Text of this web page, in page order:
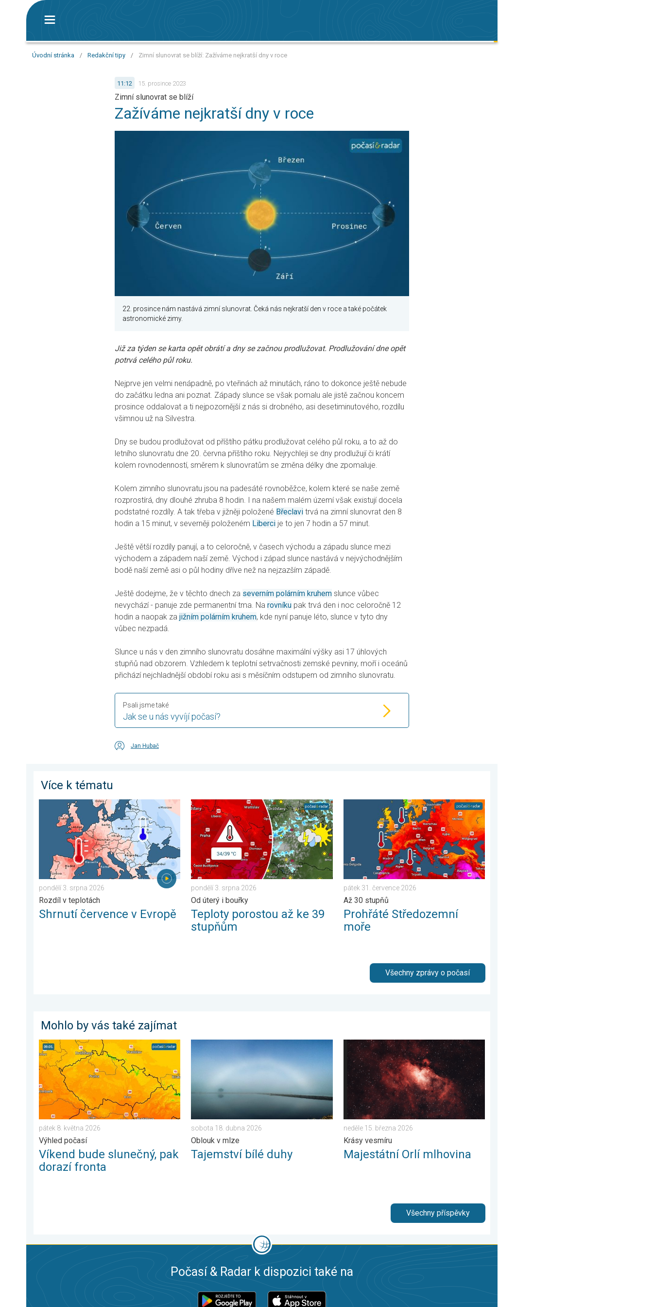
Úvodní stránka / Redakční tipy / Zimní slunovrat se blíží: Zažíváme nejkratší dny v roce
11:12 15. prosince 2023
Zimní slunovrat se blíží
Zažíváme nejkratší dny v roce
22. prosince nám nastává zimní slunovrat. Čeká nás nejkratší den v roce a také počátek
astronomické zimy.
Již za týden se karta opět obrátí a dny se začnou prodlužovat. Prodlužování dne opět
potrvá celého půl roku.
Nejprve jen velmi nenápadně, po vteřinách až minutách, ráno to dokonce ještě nebude
do začátku ledna ani poznat. Západy slunce se však pomalu ale jistě začnou koncem
prosince oddalovat a ti nejpozornější z nás si drobného, asi desetiminutového, rozdílu
všimnou už na Silvestra.
Dny se budou prodlužovat od příštího pátku prodlužovat celého půl roku, a to až do
letního slunovratu dne 20. června příštího roku. Nejrychleji se dny prodlužují či krátí
kolem rovnodenností, směrem k slunovratům se změna délky dne zpomaluje.
Kolem zimního slunovratu jsou na padesáté rovnoběžce, kolem které se naše země
rozprostírá, dny dlouhé zhruba 8 hodin. I na našem malém území však existují docela
podstatné rozdíly. A tak třeba v jižněji položené Břeclavi trvá na zimní slunovrat den 8
hodin a 15 minut, v severněji položeném Liberci je to jen 7 hodin a 57 minut.
Ještě větší rozdíly panují, a to celoročně, v časech východu a západu slunce mezi
východem a západem naší země. Východ i západ slunce nastává v nejvýchodnějším
bodě naší země asi o půl hodiny dříve než na nejzazším západě.
Ještě dodejme, že v těchto dnech za severním polárním kruhem slunce vůbec
nevychází - panuje zde permanentní tma. Na rovníku pak trvá den i noc celoročně 12
hodin a naopak za jižním polárním kruhem, kde nyní panuje léto, slunce v tyto dny
vůbec nezpadá.
Slunce u nás v den zimního slunovratu dosáhne maximální výšky asi 17 úhlových
stupňů nad obzorem. Vzhledem k teplotní setrvačnosti zemské pevniny, moří i oceánů
přichází nejchladnější období roku asi s měsíčním odstupem od zimního slunovratu.
Jak se u nás vyvíjí počasí?
Psali jsme také
Jan Hubač
Více k tématu
Shrnutí července v Evropě. Rozdíl v teplotách. . . pondělí 3. srpna 2026
pondělí 3. srpna 2026
Rozdíl v teplotách
Shrnutí července v Evropě
Teploty porostou až ke 39 stupňům. Od úterý i bouřky. . . pondělí 3. srpna 2026
pondělí 3. srpna 2026
Od úterý i bouřky
Teploty porostou až ke 39
stupňům
Prohřáté Středozemní moře. Až 30 stupňů. . . pátek 31. července 2026
pátek 31. července 2026
Až 30 stupňů
Prohřáté Středozemní
moře
Všechny zprávy o počasí
Mohlo by vás také zajímat
Víkend bude slunečný, pak dorazí fronta. Výhled počasí. . . pátek 8. května 2026
pátek 8. května 2026
Výhled počasí
Víkend bude slunečný, pak
dorazí fronta
Tajemství bílé duhy. Oblouk v mlze. . . sobota 18. dubna 2026
sobota 18. dubna 2026
Oblouk v mlze
Tajemství bílé duhy
Majestátní Orlí mlhovina. Krásy vesmíru. . . neděle 15. března 2026
neděle 15. března 2026
Krásy vesmíru
Majestátní Orlí mlhovina
Všechny příspěvky
Počasí & Radar k dispozici také na